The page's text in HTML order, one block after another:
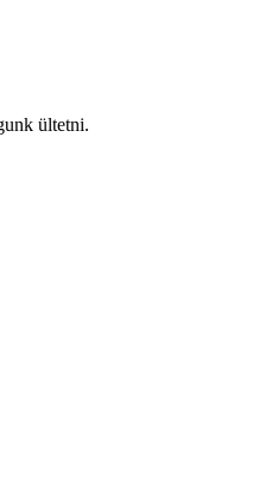
ültetni.